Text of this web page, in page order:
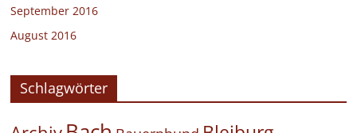
September 2016
August 2016
Schlagwörter